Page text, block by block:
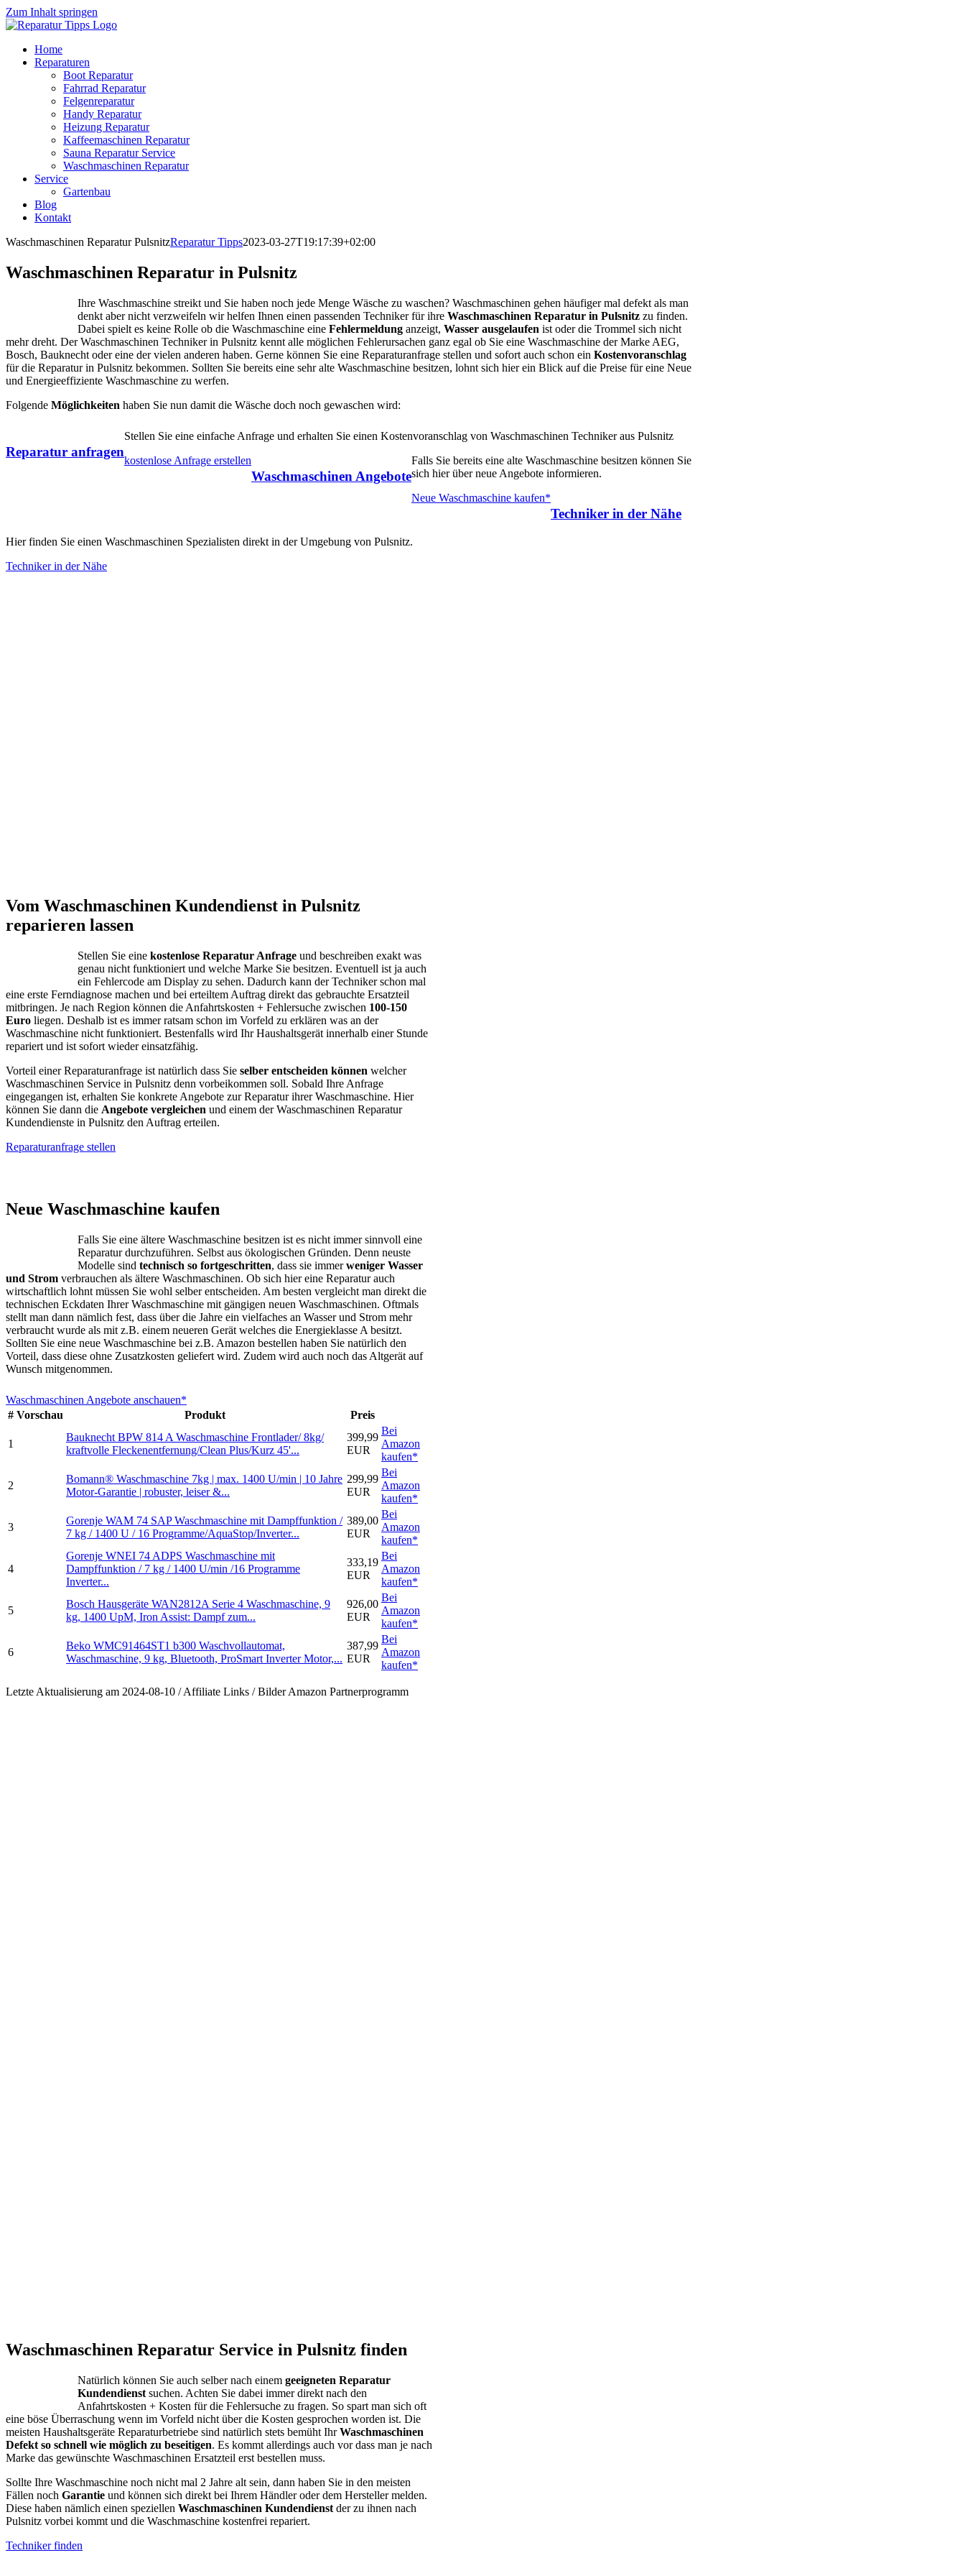
Zum Inhalt springen
Home
Reparaturen
Boot Reparatur
Fahrrad Reparatur
Felgenreparatur
Handy Reparatur
Heizung Reparatur
Kaffeemaschinen Reparatur
Sauna Reparatur Service
Waschmaschinen Reparatur
Service
Gartenbau
Blog
Kontakt
Waschmaschinen Reparatur PulsnitzReparatur Tipps2023-03-27T19:17:39+02:00
Waschmaschinen Reparatur in Pulsnitz
Ihre Waschmaschine streikt und Sie haben noch jede Menge Wäsche zu waschen? Waschmaschinen gehen häufiger mal defekt als man
denkt aber nicht verzweifeln wir helfen Ihnen einen passenden Techniker für ihre Waschmaschinen Reparatur in Pulsnitz zu finden.
Dabei spielt es keine Rolle ob die Waschmaschine eine Fehlermeldung anzeigt, Wasser ausgelaufen ist oder die Trommel sich nicht
mehr dreht. Der Waschmaschinen Techniker in Pulsnitz kennt alle möglichen Fehlerursachen ganz egal ob Sie eine Waschmaschine der Marke AEG,
Bosch, Bauknecht oder eine der vielen anderen haben. Gerne können Sie eine Reparaturanfrage stellen und sofort auch schon ein Kostenvoranschlag
für die Reparatur in Pulsnitz bekommen. Sollten Sie bereits eine sehr alte Waschmaschine besitzen, lohnt sich hier ein Blick auf die Preise für eine Neue
und Energieeffiziente Waschmaschine zu werfen.
Folgende Möglichkeiten haben Sie nun damit die Wäsche doch noch gewaschen wird:
Reparatur anfragen
Stellen Sie eine einfache Anfrage und erhalten Sie einen Kostenvoranschlag von Waschmaschinen Techniker aus Pulsnitz
kostenlose Anfrage erstellen
Waschmaschinen Angebote
Falls Sie bereits eine alte Waschmaschine besitzen können Sie
sich hier über neue Angebote informieren.
Neue Waschmaschine kaufen*
Techniker in der Nähe
Hier finden Sie einen Waschmaschinen Spezialisten direkt in der Umgebung von Pulsnitz.
Techniker in der Nähe
Vom Waschmaschinen Kundendienst in Pulsnitz
reparieren lassen
Stellen Sie eine kostenlose Reparatur Anfrage und beschreiben exakt was
genau nicht funktioniert und welche Marke Sie besitzen. Eventuell ist ja auch
ein Fehlercode am Display zu sehen. Dadurch kann der Techniker schon mal
eine erste Ferndiagnose machen und bei erteiltem Auftrag direkt das gebrauchte Ersatzteil
mitbringen. Je nach Region können die Anfahrtskosten + Fehlersuche zwischen 100-150
Euro liegen. Deshalb ist es immer ratsam schon im Vorfeld zu erklären was an der
Waschmaschine nicht funktioniert. Bestenfalls wird Ihr Haushaltsgerät innerhalb einer Stunde
repariert und ist sofort wieder einsatzfähig.
Vorteil einer Reparaturanfrage ist natürlich dass Sie selber entscheiden können welcher
Waschmaschinen Service in Pulsnitz denn vorbeikommen soll. Sobald Ihre Anfrage
eingegangen ist, erhalten Sie konkrete Angebote zur Reparatur ihrer Waschmaschine. Hier
können Sie dann die Angebote vergleichen und einem der Waschmaschinen Reparatur
Kundendienste in Pulsnitz den Auftrag erteilen.
Reparaturanfrage stellen
Neue Waschmaschine kaufen
Falls Sie eine ältere Waschmaschine besitzen ist es nicht immer sinnvoll eine
Reparatur durchzuführen. Selbst aus ökologischen Gründen. Denn neuste
Modelle sind technisch so fortgeschritten, dass sie immerweniger Wasser
und Strom verbrauchen als ältere Waschmaschinen. Ob sich hier eine Reparatur auch
wirtschaftlich lohnt müssen Sie wohl selber entscheiden. Am besten vergleicht man direkt die
technischen Eckdaten Ihrer Waschmaschine mit gängigen neuen Waschmaschinen. Oftmals
stellt man dann nämlich fest, dass über die Jahre ein vielfaches an Wasser und Strom mehr
verbraucht wurde als mit z.B. einem neueren Gerät welches die Energieklasse A besitzt.
Sollten Sie eine neue Waschmaschine bei z.B. Amazon bestellen haben Sie natürlich den
Vorteil, dass diese ohne Zusatzkosten geliefert wird. Zudem wird auch noch das Altgerät auf
Wunsch mitgenommen.
Waschmaschinen Angebote anschauen*
# Vorschau Produkt Preis
1
Bauknecht BPW 814 A Waschmaschine Frontlader/ 8kg/
kraftvolle Fleckenentfernung/Clean Plus/Kurz 45'...
399,99
EUR
Bei
Amazon
kaufen*
2
Bomann® Waschmaschine 7kg | max. 1400 U/min | 10 Jahre
Motor-Garantie | robuster, leiser &...
299,99
EUR
Bei
Amazon
kaufen*
3
Gorenje WAM 74 SAP Waschmaschine mit Dampffunktion /
7 kg / 1400 U / 16 Programme/AquaStop/Inverter...
389,00
EUR
Bei
Amazon
kaufen*
4
Gorenje WNEI 74 ADPS Waschmaschine mit
Dampffunktion / 7 kg / 1400 U/min /16 Programme
Inverter...
333,19
EUR
Bei
Amazon
kaufen*
5
Bosch Hausgeräte WAN2812A Serie 4 Waschmaschine, 9
kg, 1400 UpM, Iron Assist: Dampf zum...
926,00
EUR
Bei
Amazon
kaufen*
6
Beko WMC91464ST1 b300 Waschvollautomat,
Waschmaschine, 9 kg, Bluetooth, ProSmart Inverter Motor,...
387,99
EUR
Bei
Amazon
kaufen*
Letzte Aktualisierung am 2024-08-10 / Affiliate Links / Bilder Amazon Partnerprogramm
Waschmaschinen Reparatur Service in Pulsnitz finden
Natürlich können Sie auch selber nach einem geeigneten Reparatur
Kundendienst suchen. Achten Sie dabei immer direkt nach den
Anfahrtskosten + Kosten für die Fehlersuche zu fragen. So spart man sich oft
eine böse Überraschung wenn im Vorfeld nicht über die Kosten gesprochen worden ist. Die
meisten Haushaltsgeräte Reparaturbetriebe sind natürlich stets bemüht IhrWaschmaschinen
Defekt so schnell wie möglich zu beseitigen. Es kommt allerdings auch vor dass man je nach
Marke das gewünschte Waschmaschinen Ersatzteil erst bestellen muss.
Sollte Ihre Waschmaschine noch nicht mal 2 Jahre alt sein, dann haben Sie in den meisten
Fällen noch Garantie und können sich direkt bei Ihrem Händler oder dem Hersteller melden.
Diese haben nämlich einen speziellen Waschmaschinen Kundendienst der zu ihnen nach
Pulsnitz vorbei kommt und die Waschmaschine kostenfrei repariert.
Techniker finden